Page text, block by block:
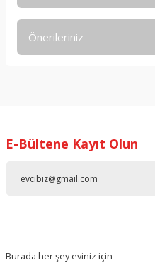
Önerileriniz
Ürün resmi kalitesiz, bozuk
E-Bültene Kayıt Olun
Burada her şey eviniz için